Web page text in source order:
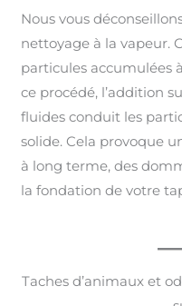
Nous vous
nettoyage à la vapeur.
particules accumulées
ce procédé, l’addition
fluides conduit les
solide. Cela provoque
à long terme, des
la fondation de votre
Taches d’animaux et